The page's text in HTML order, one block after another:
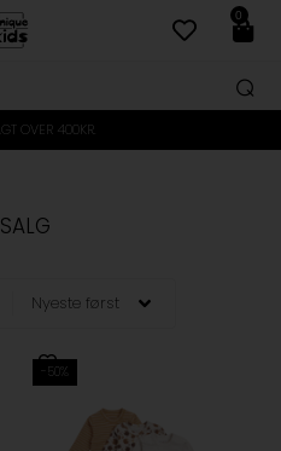
0
OVER 400KR.
-50%